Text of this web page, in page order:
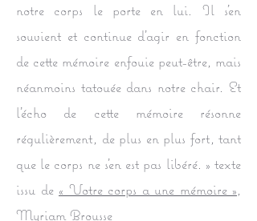
notre corps le porte en lui. Il s'en
souvient et continue d'agir en fonction
de cette mémoire enfouie peut-être, mais
néanmoins tatouée dans notre chair. Et
l'écho de cette mémoire résonne
régulièrement, de plus en plus fort, tant
que le corps ne s'en est pas libéré. » texte
issu de « Votre corps a une mémoire »,
Myriam Brousse